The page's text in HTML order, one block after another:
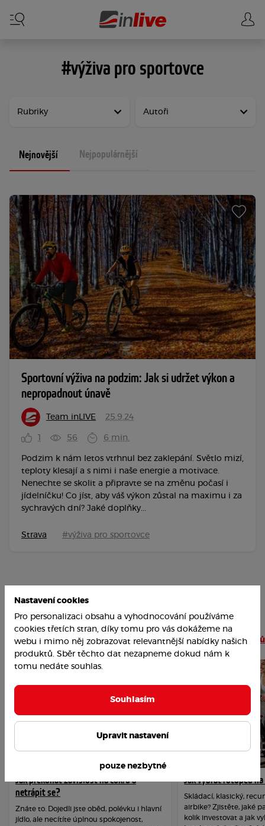
#výživa pro sportovce
Nejnovější Nejpopulárnější
Sportovní výživa na podzim: Jak si udržet výkon a
nepropadnout únavě
Team inLIVE 25.9.24
56 6 min.
Podzim k nám letos vtrhnul bez zaklepání. Světlo mizí,
teploty klesají a s nimi i naše energie a motivace.
Nenechte se skolit a připravte se na změnu počasí i
jídelníčku! Co jíst, aby váš výkon zůstal na maximu i za
sychravých dní? Jaké doplňky...
Strava #výživa pro sportovce
Rubriky Autoři
Nejoblíbenější články Číst více článků
Jak překonat závislost na cukru a
netrápit se?
Znáte to. Dojedli jste oběd, polévku i hlavní
jídlo, ale necítíte úplnou spokojenost,
Jak vybrat rotoped
Skládací, klasický,
airbike? Zjistěte, jaké
kolik investovat a jak
Nastavení cookies
Pro personalizaci obsahu a vyhodnocování používáme
cookies třetích stran, díky tomu pro vás dokážeme na
webu i mimo něj zobrazovat relevantnější nabídky našich
produktů. Sběr těchto dat nezapneme dokud nám k
tomu nedáte souhlas.
Souhlasím
Upravit nastavení
pouze nezbytné